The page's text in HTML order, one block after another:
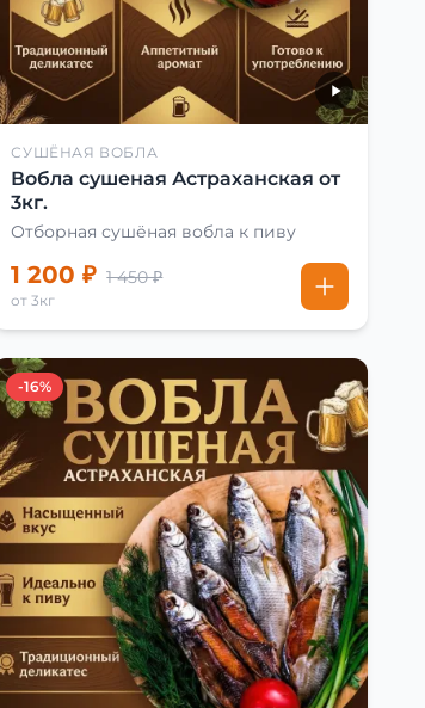
СУШЁНАЯ ВОБЛА
Вобла сушеная Астраханская от
3кг.
Отборная сушёная вобла к пиву
1 200 ₽ 1 450 ₽
от 3кг
-16%